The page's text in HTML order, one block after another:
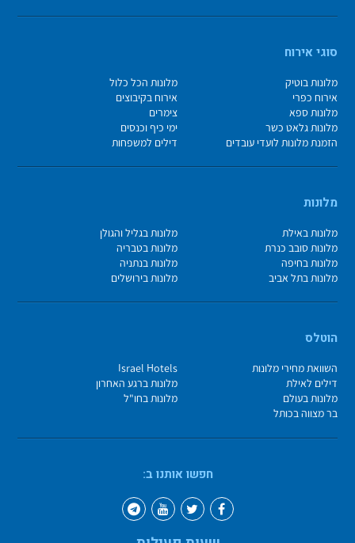
סוגי אירוח
מלונות בוטיק
מלונות הכל כלול
אירוח כפרי
אירוח בקיבוצים
מלונות ספא
צימרים
מלונות גלאט כשר
ימי כיף וכנסים
הזמנת מלונות לועדי עובדים
דילים למשפחות
מלונות
מלונות באילת
מלונות בגליל והגולן
מלונות סובב כנרת
מלונות בטבריה
מלונות בחיפה
מלונות בנתניה
מלונות בתל אביב
מלונות בירושלים
הוטלס
השוואת מחירי מלונות
Israel Hotels
דילים לאילת
מלונות ברגע האחרון
מלונות בעולם
מלונות בחו"ל
בר מצווה בכותל
חפשו אותנו ב: